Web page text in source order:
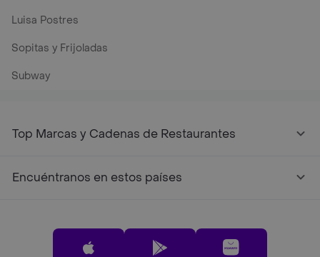
Luisa Postres
Sopitas y Frijoladas
Subway
Top Marcas y Cadenas de Restaurantes
Encuéntranos en estos países